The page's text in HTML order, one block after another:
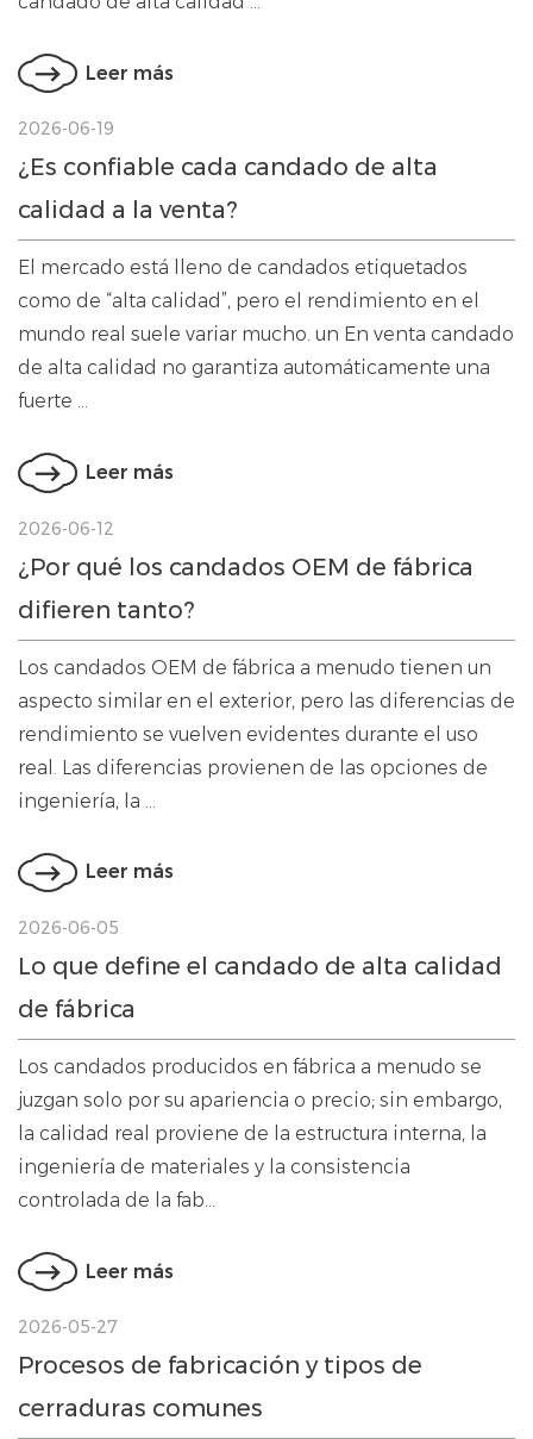
Leer más
2026-06-19
¿Es confiable cada candado de alta
calidad a la venta?
El mercado está lleno de candados etiquetados
como de “alta calidad”, pero el rendimiento en el
mundo real suele variar mucho. un En venta candado
de alta calidad no garantiza automáticamente una
fuerte ...
Leer más
2026-06-12
¿Por qué los candados OEM de fábrica
difieren tanto?
Los candados OEM de fábrica a menudo tienen un
aspecto similar en el exterior, pero las diferencias de
rendimiento se vuelven evidentes durante el uso
real. Las diferencias provienen de las opciones de
ingeniería, la ...
Leer más
2026-06-05
Lo que define el candado de alta calidad
de fábrica
Los candados producidos en fábrica a menudo se
juzgan solo por su apariencia o precio; sin embargo,
la calidad real proviene de la estructura interna, la
ingeniería de materiales y la consistencia
controlada de la fab...
Leer más
2026-05-27
Procesos de fabricación y tipos de
cerraduras comunes